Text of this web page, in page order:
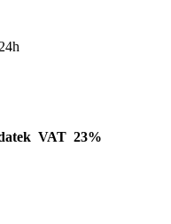
VAT 23%